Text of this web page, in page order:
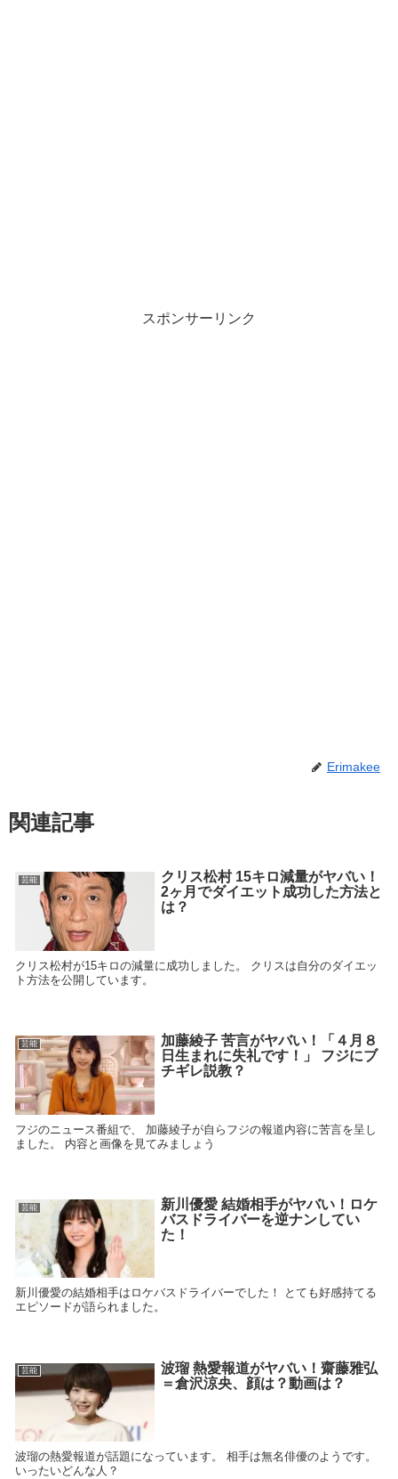
スポンサーリンク
Erimakee
関連記事
芸能
クリス松村 15キロ減量がヤバい！
2ヶ月でダイエット成功した方法と
は？
クリス松村が15キロの減量に成功しました。 クリスは自分のダイエッ
ト方法を公開しています。
芸能
加藤綾子 苦言がヤバい！「４月８
日生まれに失礼です！」 フジにブ
チギレ説教？
フジのニュース番組で、 加藤綾子が自らフジの報道内容に苦言を呈し
ました。 内容と画像を見てみましょう
芸能
新川優愛 結婚相手がヤバい！ロケ
バスドライバーを逆ナンしてい
た！
新川優愛の結婚相手はロケバスドライバーでした！ とても好感持てる
エピソードが語られました。
芸能
波瑠 熱愛報道がヤバい！齋藤雅弘
＝倉沢涼央、顔は？動画は？
波瑠の熱愛報道が話題になっています。 相手は無名俳優のようです。
いったいどんな人？